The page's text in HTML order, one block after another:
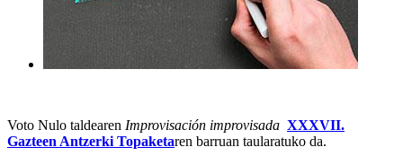
Voto Nulo taldearen Improvisación improvisada XXXVII.
Gazteen Antzerki Topaketaren barruan taularatuko da.